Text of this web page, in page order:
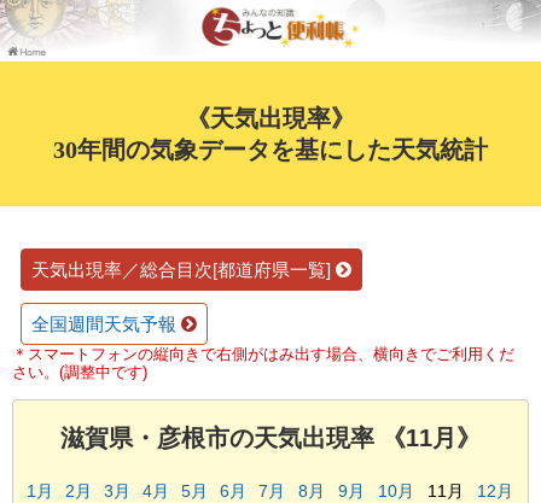
《天気出現率》
30年間の気象データを基にした天気統計
天気出現率／総合目次[都道府県一覧]
全国週間天気予報
＊スマートフォンの縦向きで右側がはみ出す場合、横向きでご利用くだ
さい。(調整中です)
滋賀県・彦根市の天気出現率 《11月》
1月 2月 3月 4月 5月 6月 7月 8月 9月 10月 11月
12月